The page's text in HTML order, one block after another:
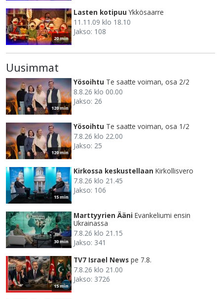
20 min
Lasten kotipuu Ykkösaarre
11.11.09 klo 18.10
Jakso: 108
Uusimmat
120 min
Yösoihtu Te saatte voiman, osa 2/2
8.8.26 klo 00.00
Jakso: 26
120 min
Yösoihtu Te saatte voiman, osa 1/2
7.8.26 klo 22.00
Jakso: 25
15 min
Kirkossa keskustellaan Kirkollisvero
7.8.26 klo 21.45
Jakso: 106
30 min
Marttyyrien Ääni Evankeliumi ensin
Ukrainassa
7.8.26 klo 21.15
Jakso: 341
15 min
TV7 Israel News pe 7.8.
7.8.26 klo 21.00
Jakso: 3726